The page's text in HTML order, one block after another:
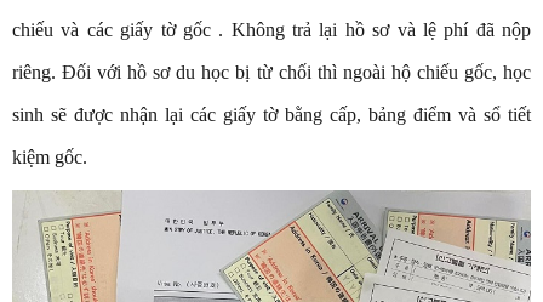
chiếu và các giấy tờ gốc . Không trả lại hồ sơ và lệ phí đã nộp
riêng. Đối với hồ sơ du học bị từ chối thì ngoài hộ chiếu gốc, học
sinh sẽ được nhận lại các giấy tờ bằng cấp, bảng điểm và sổ tiết
kiệm gốc.